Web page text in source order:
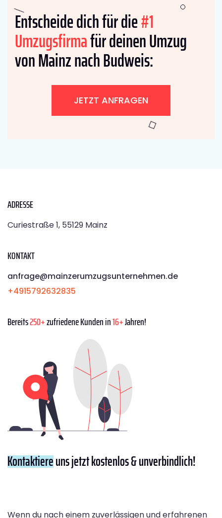
Entscheide dich für die#1
Umzugsfirmafür deinen Umzug
von Mainz nach Budweis:
JETZT ANFRAGEN
ADRESSE
Curiestraße 1, 55129 Mainz
KONTAKT
anfrage@mainzerumzugsunternehmen.de
+4915792632835
Bereits250+zufriedene Kunden in16+Jahren!
Kontaktiereuns jetzt kostenlos & unverbindlich!
Wenn du nach einem zuverlässigen und erfahrenen